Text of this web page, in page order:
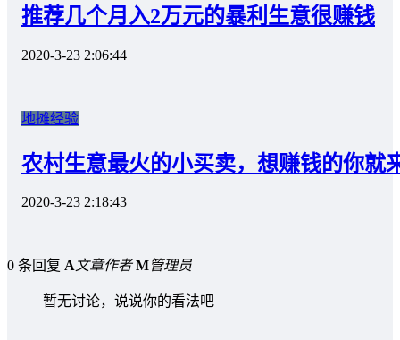
推荐几个月入2万元的暴利生意很赚钱
2020-3-23 2:06:44
地摊经验
农村生意最火的小买卖，想赚钱的你就
2020-3-23 2:18:43
0 条回复 A文章作者 M管理员
暂无讨论，说说你的看法吧